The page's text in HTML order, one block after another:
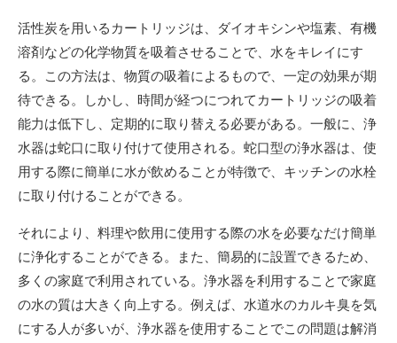
活性炭を用いるカートリッジは、ダイオキシンや塩素、有機
溶剤などの化学物質を吸着させることで、水をキレイにす
る。この方法は、物質の吸着によるもので、一定の効果が期
待できる。しかし、時間が経つにつれてカートリッジの吸着
能力は低下し、定期的に取り替える必要がある。一般に、浄
水器は蛇口に取り付けて使用される。蛇口型の浄水器は、使
用する際に簡単に水が飲めることが特徴で、キッチンの水栓
に取り付けることができる。
それにより、料理や飲用に使用する際の水を必要なだけ簡単
に浄化することができる。また、簡易的に設置できるため、
多くの家庭で利用されている。浄水器を利用することで家庭
の水の質は大きく向上する。例えば、水道水のカルキ臭を気
にする人が多いが、浄水器を使用することでこの問題は解消